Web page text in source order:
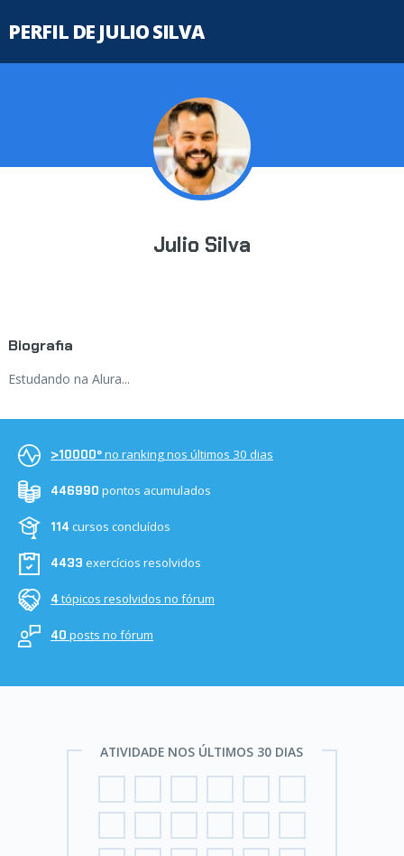
PERFIL DE JULIO SILVA
Julio Silva
Biografia
Estudando na Alura...
>10000ºno ranking nos últimos 30 dias
446990 pontos acumulados
114cursos concluídos
4433 exercícios resolvidos
4tópicos resolvidos no fórum
40 posts no fórum
ATIVIDADE NOS ÚLTIMOS 30 DIAS